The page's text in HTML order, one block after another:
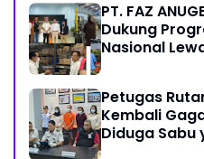
PT. FAZ
Dukung
Nasional
Petugas
Kembali
Diduga Sabu